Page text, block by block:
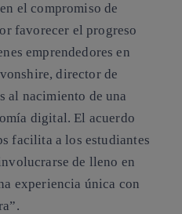
elcompromiso de
favorecer el progreso
emprendedores en
director de
al nacimiento de una
digital. El acuerdo
facilita a los estudiantes
de lleno en
experiencia única con